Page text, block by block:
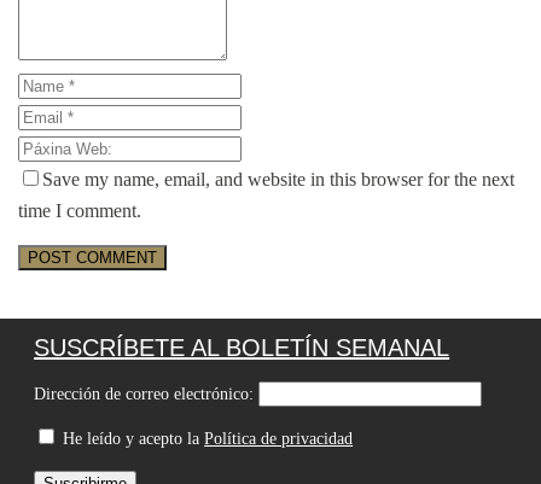
Save my name, email, and website in this browser for the next
time I comment.
SUSCRÍBETE AL BOLETÍN SEMANAL
Dirección de correo electrónico:
He leído y acepto laPolítica de privacidad